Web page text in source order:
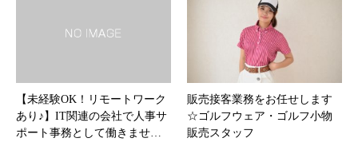
【未経験OK！リモートワーク
あり♪】IT関連の会社で人事サ
ポート事務として働きませ…
販売接客業務をお任せします
☆ゴルフウェア・ゴルフ小物
販売スタッフ